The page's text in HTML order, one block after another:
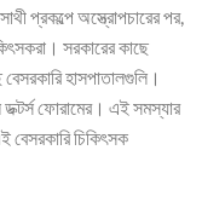
প্রকল্পে অস্ত্রোপচারের পর,
সরকারের কাছে
হাসপাতালগুলি।
ফোরামের। এই সমস্যার
বেসরকারি চিকিৎসক